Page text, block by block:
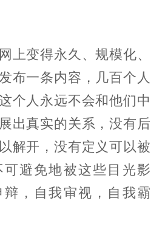
上变得永久、规模化、
布一条内容，几百个人
个人永远不会和他们中
出真实的关系，没有后
解开，没有定义可以被
避免地被这些目光影
，自我审视，自我霸